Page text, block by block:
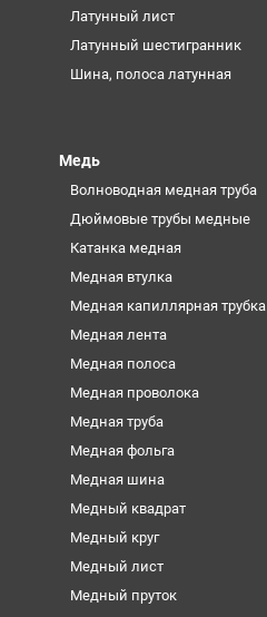
Латунный лист
Латунный шестигранник
Шина, полоса латунная
Медь
Волноводная медная труба
Дюймовые трубы медные
Катанка медная
Медная втулка
Медная капиллярная трубка
Медная лента
Медная полоса
Медная проволока
Медная труба
Медная фольга
Медная шина
Медный квадрат
Медный круг
Медный лист
Медный пруток